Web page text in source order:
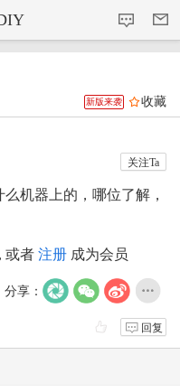
新版来袭 收藏
关注Ta
机器上的，哪位了解，
或者 注册 成为会员
分享：
回复